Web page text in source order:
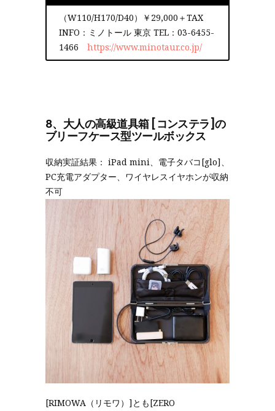
（W110/H170/D40）￥29,000＋TAX
INFO：ミノトール 東京 TEL：03-6455-
1466 https://www.minotaur.co.jp/
8、大人の高級道具箱 [コンステラ]の
ブリーフケース型ツールボックス
収納実証結果： iPad mini、電子タバコ[glo]、
PC充電アダプター、ワイヤレスイヤホンが収納
不可
[RIMOWA（リモワ）]とも[ZERO